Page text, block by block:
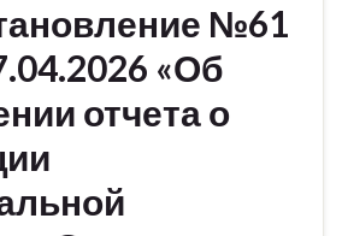
№61
«Об
отчета о